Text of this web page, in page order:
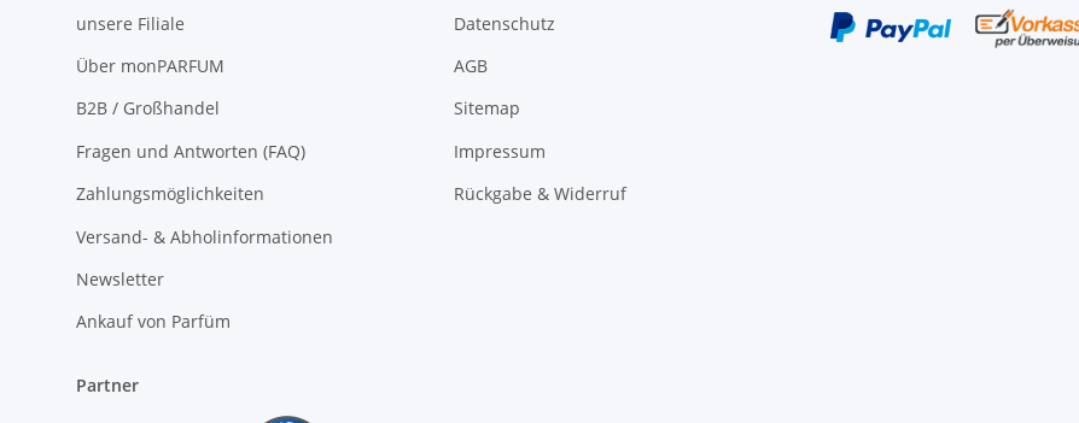
unsere Filiale
Über monPARFUM
B2B / Großhandel
Fragen und Antworten (FAQ)
Zahlungsmöglichkeiten
Versand- & Abholinformationen
Newsletter
Ankauf von Parfüm
Datenschutz
AGB
Sitemap
Impressum
Rückgabe & Widerruf
Partner